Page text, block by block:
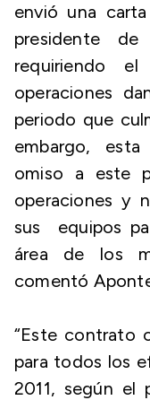
envió una
presidente
requiriendo
operaciones
periodo que
embargo,
omiso a este
operaciones y
sus equipos
área de los
comentó
“Este contrato
para todos los
2011, según el